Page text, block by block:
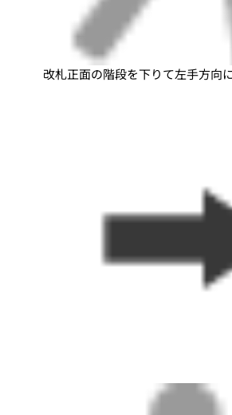
改札正面の階段を下りて左手方向